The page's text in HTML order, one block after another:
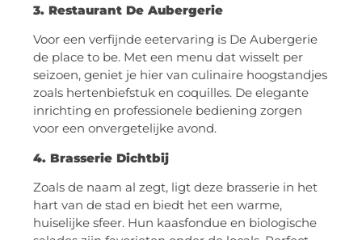
3. Restaurant De Aubergerie
Voor een verfijnde eetervaring is De Aubergerie
de place to be. Met een menu dat wisselt per
seizoen, geniet je hier van culinaire hoogstandjes
zoals hertenbiefstuk en coquilles. De elegante
inrichting en professionele bediening zorgen
voor een onvergetelijke avond.
4. Brasserie Dichtbij
Zoals de naam al zegt, ligt deze brasserie in het
hart van de stad en biedt het een warme,
huiselijke sfeer. Hun kaasfondue en biologische